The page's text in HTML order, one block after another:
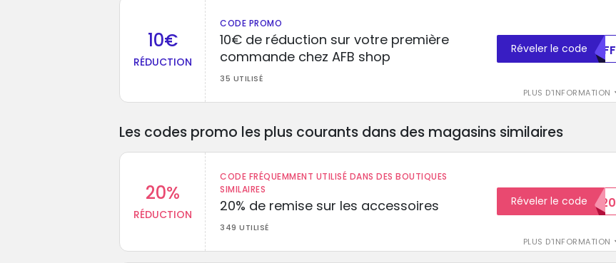
10€
RÉDUCTION
CODE PROMO
10€ de réduction sur votre première
commande chez AFB shop
35 UTILISÉ
PLUS D'INFORMATION
Réveler le codeMDFF
Les codes promo les plus courants dans des magasins similaires
20%
RÉDUCTION
CODE FRÉQUEMMENT UTILISÉ DANS DES BOUTIQUES
SIMILAIRES
20% de remise sur les accessoires
349 UTILISÉ
PLUS D'INFORMATION
Réveler le code
BIENVENUE20